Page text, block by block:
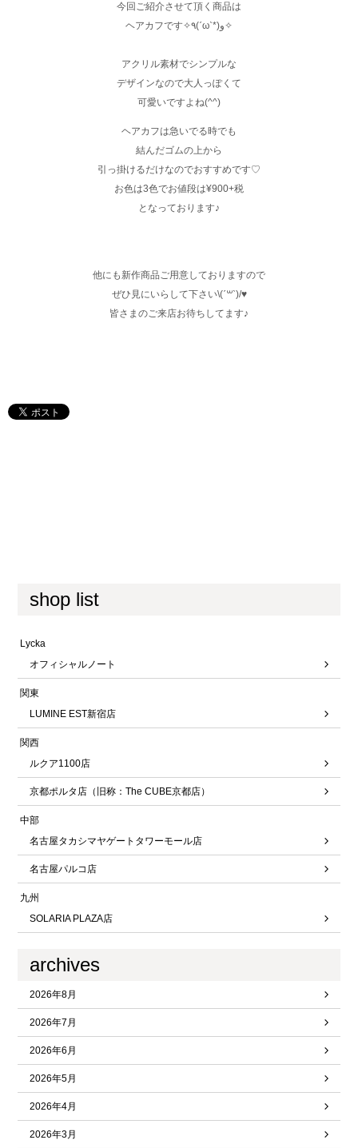
今回ご紹介させて頂く商品は
ヘアカフです✧٩(ˊωˋ*)و✧
アクリル素材でシンプルな
デザインなので大人っぽくて
可愛いですよね(^^)
ヘアカフは急いでる時でも
結んだゴムの上から
引っ掛けるだけなのでおすすめです♡
お色は3色でお値段は¥900+税
となっております♪
他にも新作商品ご用意しておりますので
ぜひ見にいらして下さい\(ˊ꒳ˋ)/♥︎
皆さまのご来店お待ちしてます♪
shop list
Lycka
オフィシャルノート
関東
LUMINE EST新宿店
関西
ルクア1100店
京都ポルタ店（旧称：The CUBE京都店）
中部
名古屋タカシマヤゲートタワーモール店
名古屋パルコ店
九州
SOLARIA PLAZA店
archives
2026年8月
2026年7月
2026年6月
2026年5月
2026年4月
2026年3月